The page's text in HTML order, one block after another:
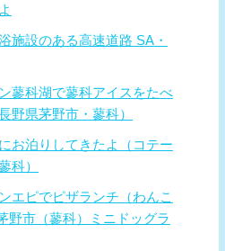
施設のある高速道路 SA・
蓼科湖で蓼科アイスをたべ
野県茅野市・蓼科）
お泊りしてきたよ（コテー
科）
エピでピザランチ（わんこ
野市（蓼科）ミニドッグラ